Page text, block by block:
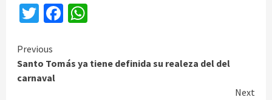
TwitterFacebook
Continue
Reading
Previous
Santo Tomás ya tiene definida su realeza del del
carnaval
Next